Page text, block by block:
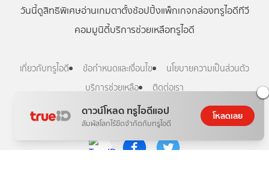
ดาวน์โหลด ทรูไอดีแอป
สัมผัสโลกไร้ขีดจำกัดกับทรูไอดี
โหลดเลย
Follow us
วันนี้ดูสิทธิพิเศษอ่านเกมตาตั้งช้อปปิ้งแพ็กเกจกล่องทรูไอดีทีวี
คอมมูนิตี้บริการช่วยเหลือทรูไอดี
เกี่ยวกับทรูไอดี ข้อกำหนดและเงื่อนไข
นโยบายความเป็นส่วนตัว
บริการช่วยเหลือ
ติดต่อเรา